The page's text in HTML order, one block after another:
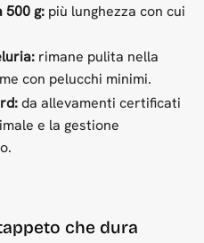
500 g:più lunghezza con cui
rimane pulita nella
con pelucchi minimi.
da allevamenti certificati
e la gestione
che dura